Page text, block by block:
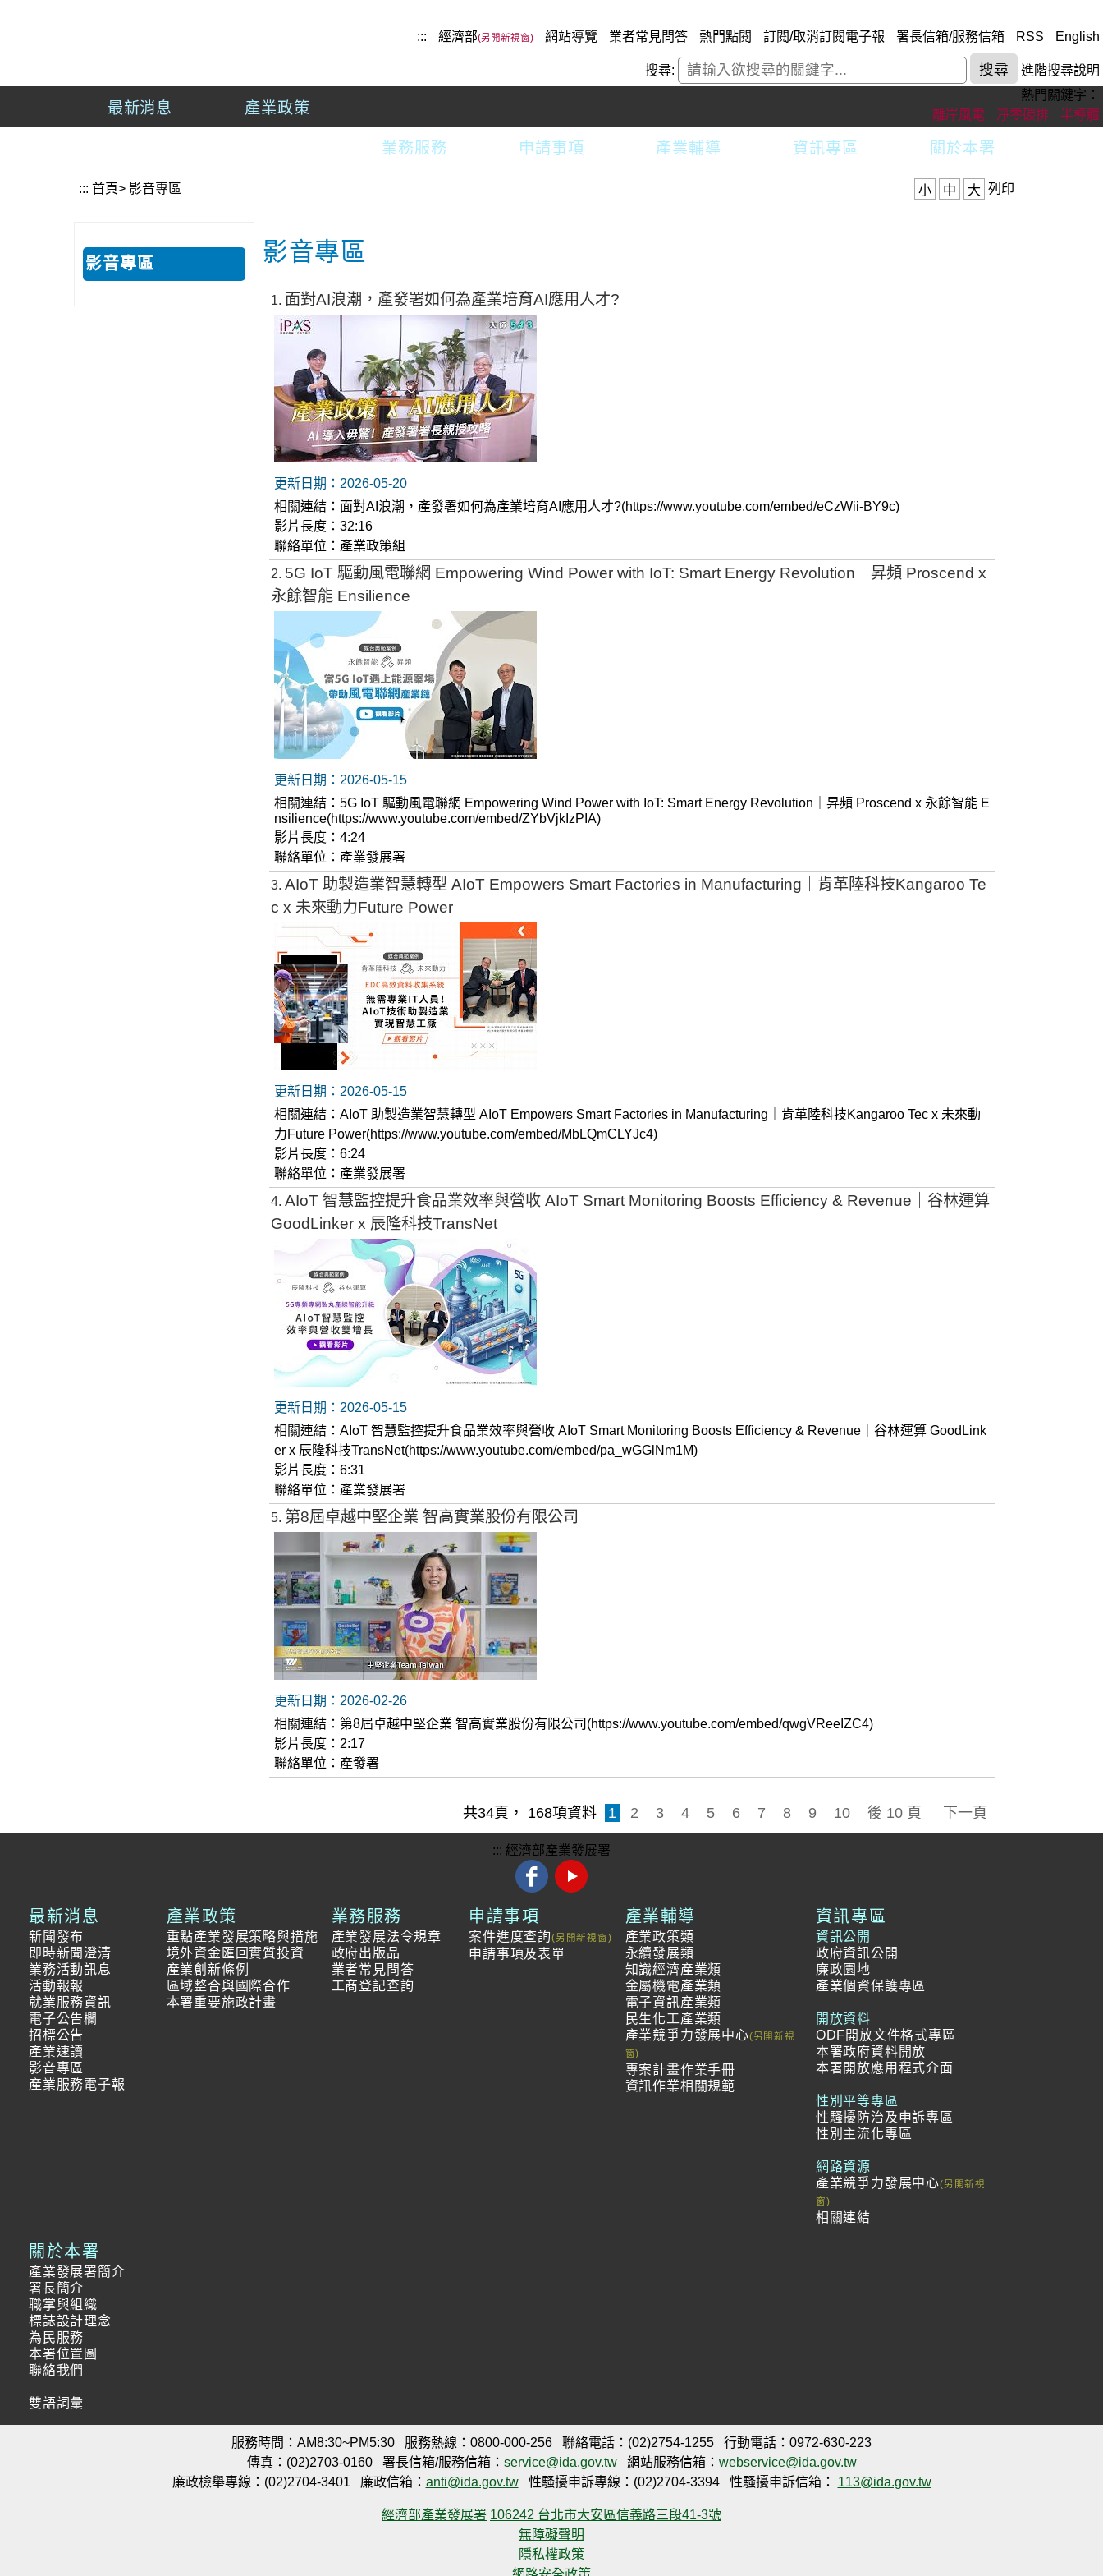
容
塊
產
發
::: 經濟部 網站導覽 業者常見問答 熱門點閱 訂閱/取消訂閱電子報 署長信箱/服務信箱 RSS English
搜尋:
進階搜尋說明
熱門關鍵字：
離岸風電
淨零碳排 半導體
最新消息 產業政策
業務服務 申請事項 產業輔導 資訊專區 關於本署
::: 首頁> 影音專區 小 中 大 列印
影音專區 影音專區
1 面對AI浪潮，產發署如何為產業培育AI應用人才?
更新日期：2026-05-20
相關連結： 面對AI浪潮，產發署如何為產業培育AI應用人才?(https://www.youtube.com/embed/eCzWii-BY9c)
影片長度：32:16
聯絡單位：產業政策組
2 5G IoT 驅動風電聯網 Empowering Wind Power with IoT: Smart Energy Revolution｜昇頻 Proscend x
永餘智能 Ensilience
更新日期：2026-05-15
相關連結： 5G IoT 驅動風電聯網 Empowering Wind Power with IoT: Smart Energy Revolution｜昇頻 Proscend x 永餘智能 E
nsilience(https://www.youtube.com/embed/ZYbVjkIzPIA)
影片長度：4:24
聯絡單位：產業發展署
3 AIoT 助製造業智慧轉型 AIoT Empowers Smart Factories in Manufacturing｜肯革陸科技Kangaroo Te
c x 未來動力Future Power
更新日期：2026-05-15
相關連結： AIoT 助製造業智慧轉型 AIoT Empowers Smart Factories in Manufacturing｜肯革陸科技Kangaroo Tec x 未來動
力Future Power(https://www.youtube.com/embed/MbLQmCLYJc4)
影片長度：6:24
聯絡單位：產業發展署
4 AIoT 智慧監控提升食品業效率與營收 AIoT Smart Monitoring Boosts Efficiency & Revenue｜谷林運算
GoodLinker x 辰隆科技TransNet
更新日期：2026-05-15
相關連結： AIoT 智慧監控提升食品業效率與營收 AIoT Smart Monitoring Boosts Efficiency & Revenue｜谷林運算 GoodLink
er x 辰隆科技TransNet(https://www.youtube.com/embed/pa_wGGlNm1M)
影片長度：6:31
聯絡單位：產業發展署
5 第8屆卓越中堅企業 智高實業股份有限公司
更新日期：2026-02-26
相關連結： 第8屆卓越中堅企業 智高實業股份有限公司(https://www.youtube.com/embed/qwgVReeIZC4)
影片長度：2:17
聯絡單位：產發署
共34頁， 168項資料 1 2 3 4 5 6 7 8 9 10 後 10 頁 下一頁
::: 經濟部產業發展署
最新消息
新聞發布
即時新聞澄清
業務活動訊息
活動報報
就業服務資訊
電子公告欄
招標公告
產業速讀
影音專區
產業服務電子報
產業政策
重點產業發展策略與措施
境外資金匯回實質投資
產業創新條例
區域整合與國際合作
本署重要施政計畫
業務服務
產業發展法令規章
政府出版品
業者常見問答
工商登記查詢
申請事項
案件進度查詢
申請事項及表單
產業輔導
產業政策類
永續發展類
知識經濟產業類
金屬機電產業類
電子資訊產業類
民生化工產業類
產業競爭力發展中心
專案計畫作業手冊
資訊作業相關規範
資訊專區
資訊公開
政府資訊公開
廉政園地
產業個資保護專區
開放資料
ODF開放文件格式專區
本署政府資料開放
本署開放應用程式介面
性別平等專區
性騷擾防治及申訴專區
性別主流化專區
網路資源
產業競爭力發展中心
相關連結
關於本署
產業發展署簡介
署長簡介
職掌與組織
標誌設計理念
為民服務
本署位置圖
聯絡我們
雙語詞彙
服務時間：AM8:30~PM5:30 服務熱線：0800-000-256 聯絡電話：(02)2754-1255
行動電話：0972-630-223
傳真：(02)2703-0160
署長信箱/服務信箱： service@ida.gov.tw 網站服務信箱： webservice@ida.gov.tw
廉政檢舉專線：(02)2704-3401
廉政信箱： anti@ida.gov.tw 性騷擾申訴專線：(02)2704-3394 性騷擾申訴信箱： 113@ida.gov.tw
經濟部產業發展署 106242 台北市大安區信義路三段41-3號
無障礙聲明
隱私權政策